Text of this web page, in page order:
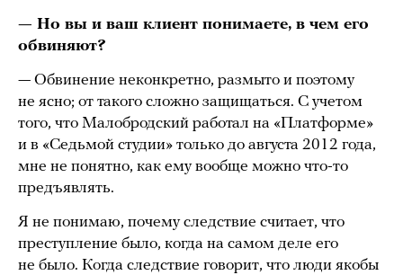
— Но вы и ваш клиент понимаете, в чем его
обвиняют?
— Обвинение неконкретно, размыто и поэтому
не ясно; от такого сложно защищаться. С учетом
того, что Малобродский работал на «Платформе»
и в «Седьмой студии» только до августа 2012 года,
мне не понятно, как ему вообще можно что-то
предъявлять.
Я не понимаю, почему следствие считает, что
преступление было, когда на самом деле его
не было. Когда следствие говорит, что люди якобы